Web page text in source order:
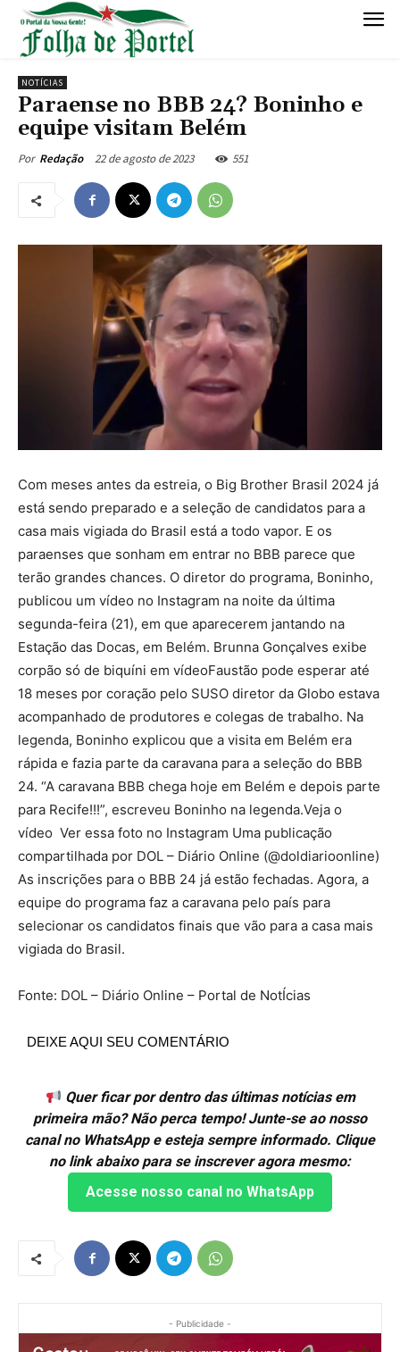
NOTÍCIAS
Paraense no BBB 24? Boninho e
equipe visitam Belém
Por Redação 22 de agosto de 2023 551
Com meses antes da estreia, o Big Brother Brasil 2024 já
está sendo preparado e a seleção de candidatos para a
casa mais vigiada do Brasil está a todo vapor. E os
paraenses que sonham em entrar no BBB parece que
terão grandes chances. O diretor do programa, Boninho,
publicou um vídeo no Instagram na noite da última
segunda-feira (21), em que aparecerem jantando na
Estação das Docas, em Belém. Brunna Gonçalves exibe
corpão só de biquíni em vídeoFaustão pode esperar até
18 meses por coração pelo SUSO diretor da Globo estava
acompanhado de produtores e colegas de trabalho. Na
legenda, Boninho explicou que a visita em Belém era
rápida e fazia parte da caravana para a seleção do BBB
24. “A caravana BBB chega hoje em Belém e depois parte
para Recife!!!”, escreveu Boninho na legenda.Veja o
vídeo Ver essa foto no Instagram Uma publicação
compartilhada por DOL – Diário Online (@doldiarioonline)
As inscrições para o BBB 24 já estão fechadas. Agora, a
equipe do programa faz a caravana pelo país para
selecionar os candidatos finais que vão para a casa mais
vigiada do Brasil.
Fonte: DOL – Diário Online – Portal de NotÍcias
DEIXE AQUI SEU COMENTÁRIO
Quer ficar por dentro das últimas notícias em
primeira mão? Não perca tempo! Junte-se ao nosso
canal no WhatsApp e esteja sempre informado. Clique
no link abaixo para se inscrever agora mesmo:
Acesse nosso canal no WhatsApp
- Publicidade -